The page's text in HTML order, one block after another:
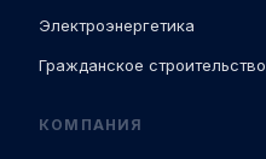
Электроэнергетика
Гражданское строительство
КОМПАНИЯ